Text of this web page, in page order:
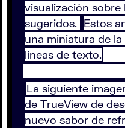
visualización sobre
sugeridos. Estos
una miniatura de
líneas de texto.
La siguiente
de TrueView de
nuevo sabor de